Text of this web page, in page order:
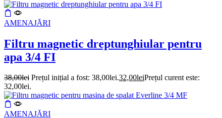
AMENAJĂRI
Filtru magnetic dreptunghiular pentru
apa 3/4 FI
38,00lei Prețul inițial a fost: 38,00lei.32,00leiPrețul curent este:
32,00lei.
AMENAJĂRI